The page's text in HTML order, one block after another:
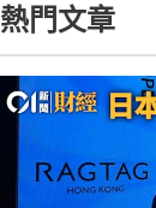
熱門文章